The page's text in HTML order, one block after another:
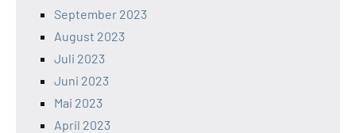
September 2023
August 2023
Juli 2023
Juni 2023
Mai 2023
April 2023